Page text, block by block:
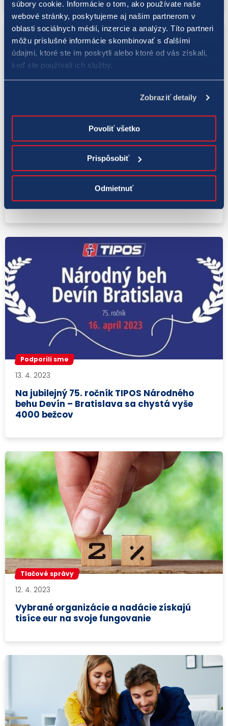
súbory cookie. Informácie o tom, ako používate naše
webové stránky, poskytujeme aj našim partnerom v
oblasti sociálnych médií, inzercie a analýzy. Títo partneri
môžu príslušné informácie skombinovať s ďalšími
údajmi, ktoré ste im poskytli alebo ktoré od vás získali,
keď ste používali ich služby.
Zobraziť detaily
Povoliť všetko
Prispôsobiť
Odmietnuť
LOTO 5 z 35
V nedeľu sa v „malom lote“ hralo o
štvrťmiliónový jackpot. Rozdelia si ho dvaja
hráči
Podporili sme
13. 4. 2023
Na jubilejný 75. ročník TIPOS Národného
behu Devín – Bratislava sa chystá vyše
4000 bežcov
Tlačové správy
12. 4. 2023
Vybrané organizácie a nadácie získajú
tisíce eur na svoje fungovanie